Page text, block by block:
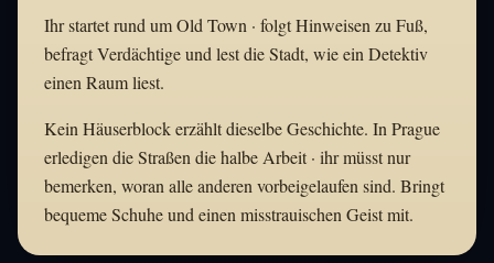
Ihr startet rund um Old Town · folgt Hinweisen zu Fuß,
befragt Verdächtige und lest die Stadt, wie ein Detektiv
einen Raum liest.
Kein Häuserblock erzählt dieselbe Geschichte. In Prague
erledigen die Straßen die halbe Arbeit · ihr müsst nur
bemerken, woran alle anderen vorbeigelaufen sind. Bringt
bequeme Schuhe und einen misstrauischen Geist mit.